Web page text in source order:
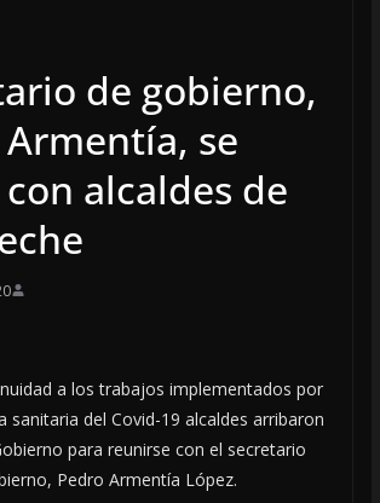
de gobierno,
se
alcaldes de
a los trabajos implementados por
sanitaria del Covid-19 alcaldes arribaron
para reunirse con el secretario
Pedro Armentía López.